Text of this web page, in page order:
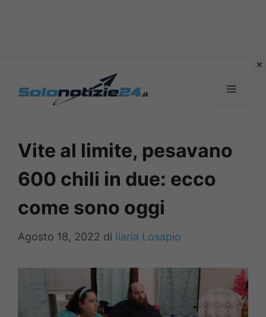
MENU
Vite al limite, pesavano
600 chili in due: ecco
come sono oggi
Agosto 18, 2022 di Ilaria Losapio